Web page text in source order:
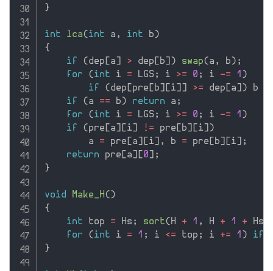
}
int lca(int a , int b)
{
if
(dep [a] > dep [b] ) swap(a , b) ;
for
(int i = LGS ; i >= 0 ; i -= 1 )
if
(dep [pre [b] [i] ] >= dep [a] ) b
if
(a == b) return a ;
for
(int i = LGS ; i >= 0 ; i -= 1 )
if
(pre [a] [i] != pre [b] [i] )
        a
= pre [a] [i] , b = pre [b] [i] ;
return pre [a] [0] ;
}
void Make_H()
{
int top = Hs ; sort(H + 1 , H + 1 + Hs
for
(int i = 1 ; i <= top ; i += 1 ) if
}